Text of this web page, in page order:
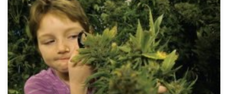
W 2012 opublikowano bardzo cenione badania, z których
wynikało, że palenie marihuany w młodym wieku obniża IQ.
Przebadano wtedy około […]